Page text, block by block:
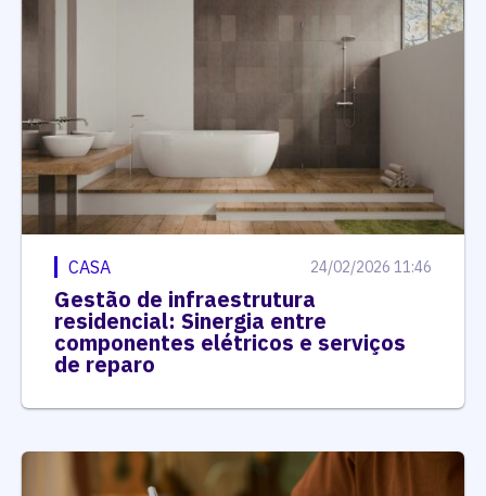
CASA 24/02/2026 11:46
Gestão de infraestrutura
residencial: Sinergia entre
componentes elétricos e serviços
de reparo